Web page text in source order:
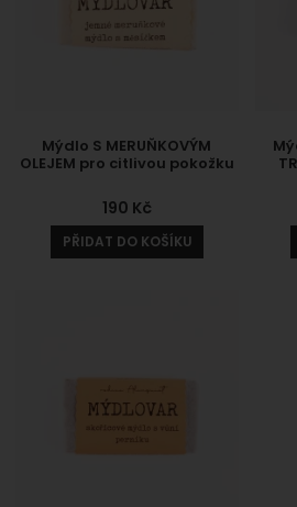
Mýdlo S MERUŇKOVÝM
OLEJEM pro citlivou pokožku
190 Kč
PŘIDAT DO KOŠÍKU